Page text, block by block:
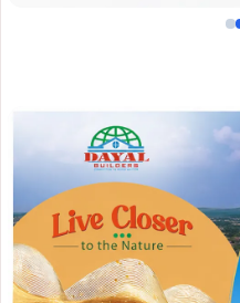
Join WhatsApp